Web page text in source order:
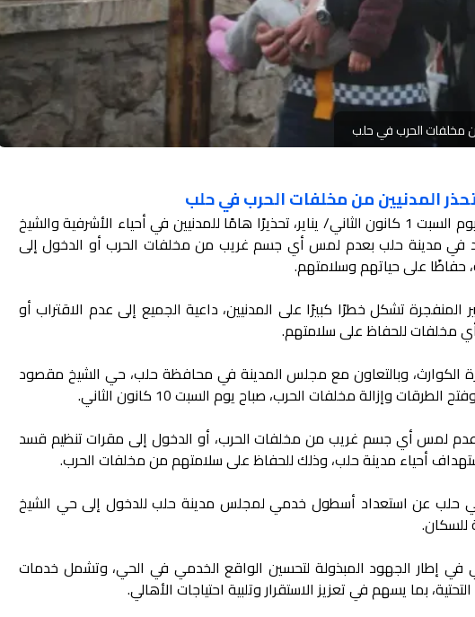
من مخلفات الحرب في حلب
المدنيين من مخلفات الحرب في حلب
أصدرت وزارة الطوارئ وإدارة الكوارث، يوم السبت 1 كانون الثاني/ يناير، تحذيرًا هامًا للمدنيين في أحياء الأشرفية والشيخ
في مدينة حلب بعدم لمس أي جسم غريب من مخلفات الحرب أو الدخول إلى
حفاظًا على حياتهم وسلامتهم.
المنفجرة تشكل خطرًا كبيرًا على المدنيين، داعية الجميع إلى عدم الاقتراب أو
مخلفات للحفاظ على سلامتهم.
الكوارث، وبالتعاون مع مجلس المدينة في محافظة حلب، حي الشيخ مقصود
وإزالة مخلفات الحرب، صباح يوم السبت 10 كانون الثاني.
عدم لمس أي جسم غريب من مخلفات الحرب، أو الدخول إلى مقرات تنظيم قسد
أحياء مدينة حلب، وذلك للحفاظ على سلامتهم من مخلفات الحرب.
في حلب عن استعداد أسطول خدمي لمجلس مدينة حلب للدخول إلى حي الشيخ
للسكان.
في إطار الجهود المبذولة لتحسين الواقع الخدمي في الحي، وتشمل خدمات
بما يسهم في تعزيز الاستقرار وتلبية احتياجات الأهالي.